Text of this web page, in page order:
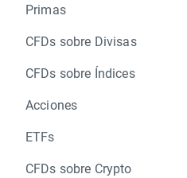
Primas
CFDs sobre Divisas
CFDs sobre Índices
Acciones
ETFs
CFDs sobre Crypto